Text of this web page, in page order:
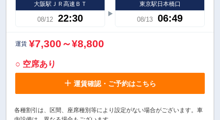
大阪駅ＪＲ高速ＢＴ
08/12 22:30
東京駅日本橋口
08/13 06:49
運賃 ¥7,300～¥8,800
○ 空席あり
運賃確認・ご予約はこちら
各種割引は、区間、座席種別等により設定がない場合がございます。車